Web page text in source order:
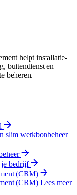
helpt installatie-
buitendienst en
beheren.
slim werkbonbeheer
je bedrijf
(CRM)
(CRM) Lees meer